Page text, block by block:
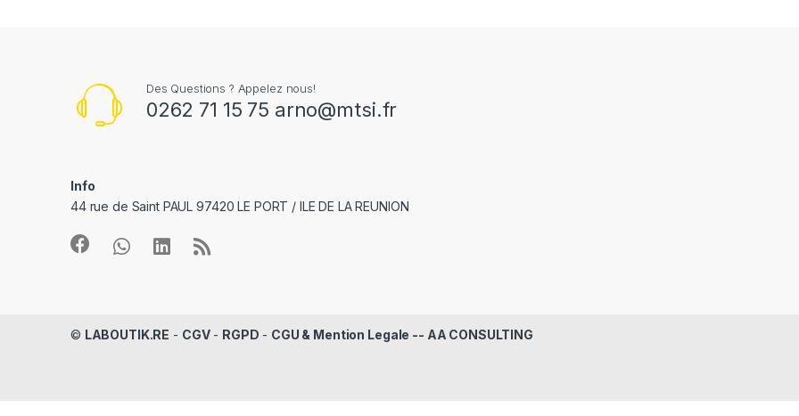
Des Questions ? Appelez nous!
0262 71 15 75 arno@mtsi.fr
Info
44 rue de Saint PAUL 97420 LE PORT / ILE DE LA REUNION
© LABOUTIK.RE - CGV- RGPD - CGU & Mention Legale -- AA CONSULTING